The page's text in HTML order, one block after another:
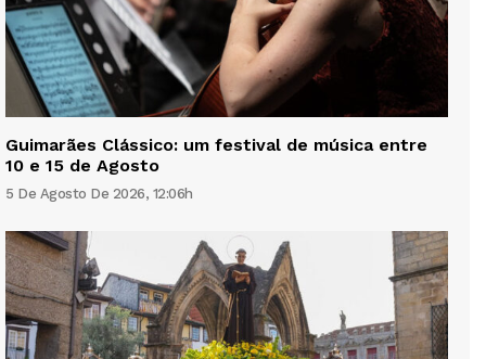
Guimarães Clássico: um festival de música entre
10 e 15 de Agosto
5 De Agosto De 2026, 12:06h